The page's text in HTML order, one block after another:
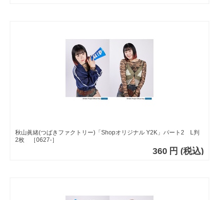
秋山眞緒(つばきファクトリー)「Shopオリジナル Y2K」パート2 L判
2枚 ［0627-］
360 円 (税込)